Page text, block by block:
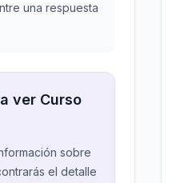
una respuesta
ver Curso
sobre
el detalle